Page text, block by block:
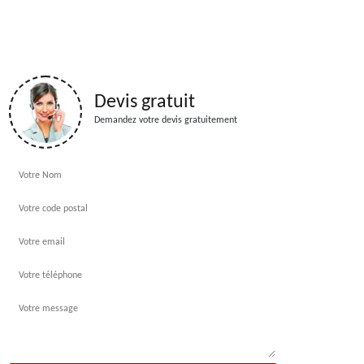
Devis gratuit
Demandez votre devis gratuitement